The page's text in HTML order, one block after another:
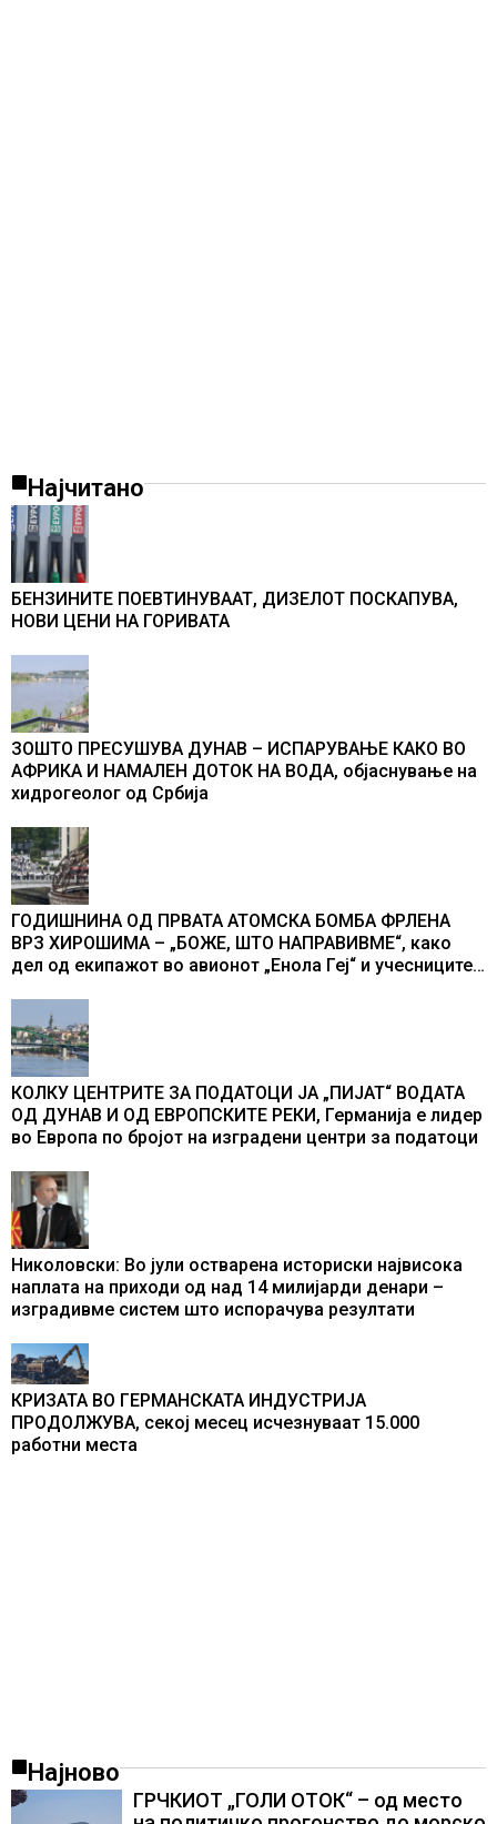
Најчитано
БЕНЗИНИТЕ ПОЕВТИНУВААТ, ДИЗЕЛОТ ПОСКАПУВА,
НОВИ ЦЕНИ НА ГОРИВАТА
ЗОШТО ПРЕСУШУВА ДУНАВ – ИСПАРУВАЊЕ КАКО ВО
АФРИКА И НАМАЛЕН ДОТОК НА ВОДА, објаснување на
хидрогеолог од Србија
ГОДИШНИНА ОД ПРВАТА АТОМСКА БОМБА ФРЛЕНА
ВРЗ ХИРОШИМА – „БОЖЕ, ШТО НАПРАВИВМЕ“, како
дел од екипажот во авионот „Енола Геј“ и учесниците
промени текот на историјата
КОЛКУ ЦЕНТРИТЕ ЗА ПОДАТОЦИ ЈА „ПИЈАТ“ ВОДАТА
ОД ДУНАВ И ОД ЕВРОПСКИТЕ РЕКИ, Германија е лидер
во Европа по бројот на изградени центри за податоци
Николовски: Во јули остварена историски највисока
наплата на приходи од над 14 милијарди денари –
изградивме систем што испорачува резултати
КРИЗАТА ВО ГЕРМАНСКАТА ИНДУСТРИЈА
ПРОДОЛЖУВА, секој месец исчезнуваат 15.000
работни места
Најново
ГРЧКИОТ „ГОЛИ ОТОК“ – од место